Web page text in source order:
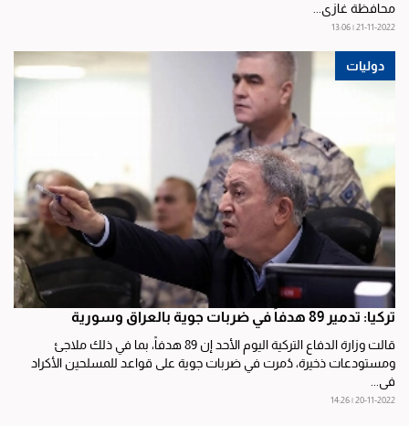
محافظة غازي...
21-11-2022 | 13:06
دوليات
تركيا: تدمير 89 هدفاً في ضربات جوية بالعراق وسورية
قالت وزارة الدفاع التركية اليوم الأحد إن 89 هدفاً، بما في ذلك ملاجئ
ومستودعات ذخيرة، دُمرت في ضربات جوية على قواعد للمسلحين الأكراد
في...
20-11-2022 | 14:26